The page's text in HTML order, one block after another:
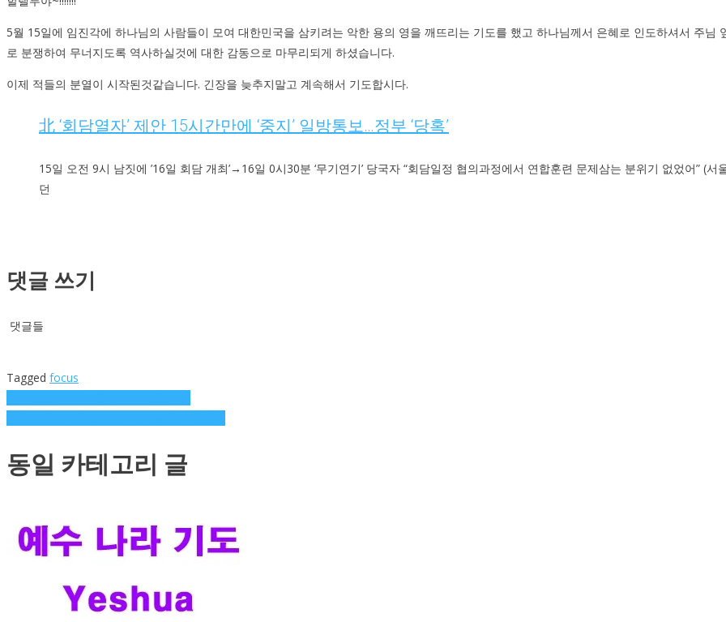
5월 15일에 임진각에 하나님의 사람들이 모여 대한민국을 삼키려는 악한 용의 영을 깨뜨리는 기도를 했고 하나님께서 은혜로 인도하셔서 주
로 분쟁하여 무너지도록 역사하실것에 대한 감동으로 마무리되게 하셨습니다.
이제 적들의 분열이 시작된것같습니다. 긴장을 늦추지말고 계속해서 기도합시다.
北 ‘회담열자’ 제안 15시간만에 ‘중지’ 일방통보…정부 ‘당혹’
15일 오전 9시 남짓에 ’16일 회담 개최’→16일 0시30분 ‘무기연기’ 당국자 “회담일정 협의과정에서 연합훈련 문제삼는 분위기 없었어” (
던
댓글 쓰기
댓글들
Tagged focus
글
탐
색
동일 카테고리 글